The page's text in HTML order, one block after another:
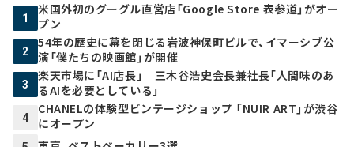
1
米国外初のグーグル直営店「Google Store 表参道」がオー
プン
2
54年の歴史に幕を閉じる岩波神保町ビルで、イマーシブ公
演「僕たちの映画館」が開催
3
楽天市場に「AI店長」 三木谷浩史会長兼社長「人間味のあ
るAIを必要としている」
4
CHANELの体験型ビンテージショップ 「NUIR ART」が渋谷
にオープン